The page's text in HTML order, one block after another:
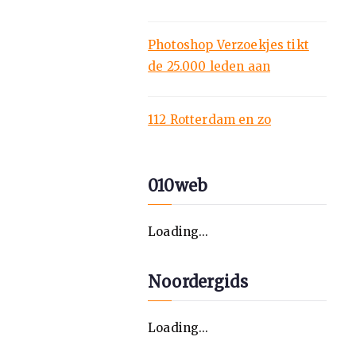
Photoshop Verzoekjes tikt
de 25.000 leden aan
112 Rotterdam en zo
010web
Loading...
Noordergids
Loading...